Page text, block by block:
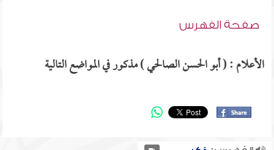
صفحة الفهرس
الأعلام : ( أبو الحسن الصالحي ) مذكور في المواضع التالية